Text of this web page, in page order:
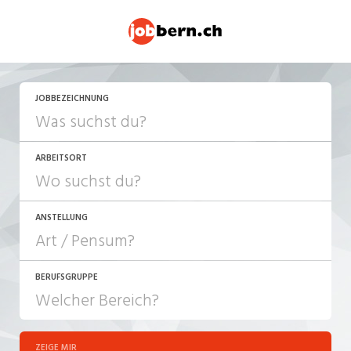
JOBBEZEICHNUNG
ARBEITSORT
ANSTELLUNG
JOB-TYP
Festanstellung
BERUFSGRUPPE
ZEIGE MIR